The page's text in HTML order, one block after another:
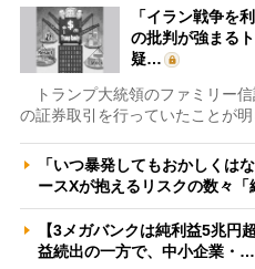
「イラン戦争を
の批判が強まる
疑…
トランプ大統領のファミリー
の証券取引を行っていたことが
「いつ暴発してもおかしくは
ースXが抱えるリスクの数々
【3メガバンクは純利益5兆円
益続出の一方で、中小企業・…